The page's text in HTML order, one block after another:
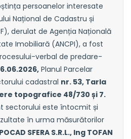
persoanelor interesate
Național de Cadastru și
derulat de Agenția Națională
Imobiliară (ANCPI), a fost
verbal de predare-
Planul Parcelar
cadastral nr. 53, Tarla
topografice 48/730 și 7.
sectorului este întocmit și
în urma măsurătorilor
SFERA S.R.L., Ing TOFAN